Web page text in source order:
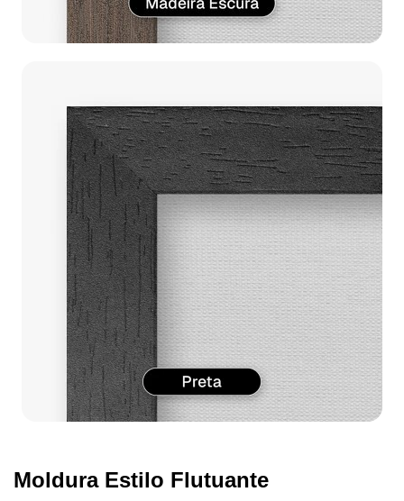
Moldura Estilo Flutuante